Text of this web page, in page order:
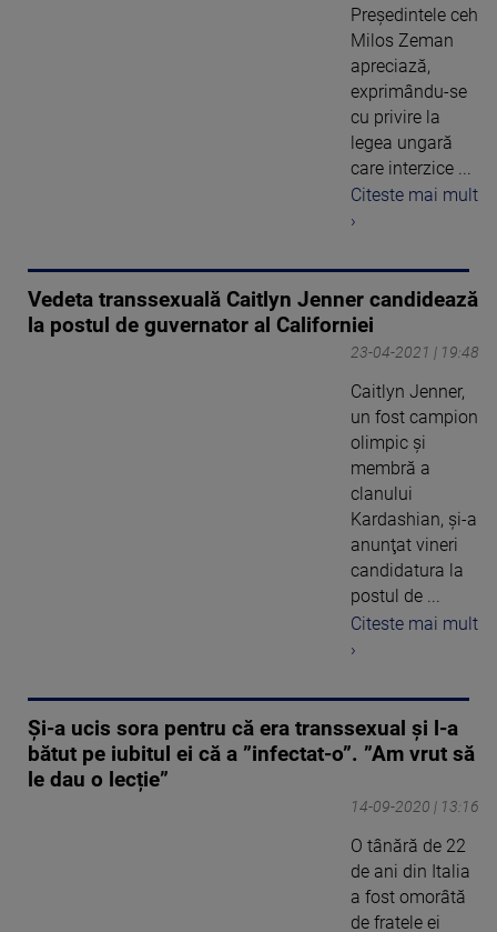
Preşedintele ceh
Milos Zeman
apreciază,
exprimându-se
cu privire la
legea ungară
care interzice ...
Citeste mai mult
›
Vedeta transsexuală Caitlyn Jenner candidează
la postul de guvernator al Californiei
23-04-2021 | 19:48
Caitlyn Jenner,
un fost campion
olimpic şi
membră a
clanului
Kardashian, şi-a
anunţat vineri
candidatura la
postul de ...
Citeste mai mult
›
Și-a ucis sora pentru că era transsexual și l-a
bătut pe iubitul ei că a ”infectat-o”. ”Am vrut să
le dau o lecție”
14-09-2020 | 13:16
O tânără de 22
de ani din Italia
a fost omorâtă
de fratele ei